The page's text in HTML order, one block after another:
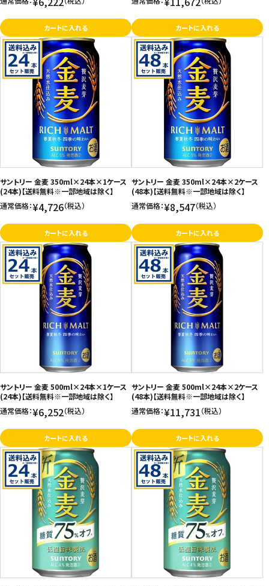
カートに入れる カートに入れる
サントリー 金麦 350ml×24本×1ケース
(24本)【送料無料※一部地域は除く】
通常価格：¥4,726（税込）
カートに入れる
サントリー 金麦 350ml×24本×2ケース
(48本)【送料無料※一部地域は除く】
通常価格：¥8,547（税込）
カートに入れる
サントリー 金麦 500ml×24本×1ケース
(24本)【送料無料※一部地域は除く】
通常価格：¥6,252（税込）
カートに入れる
サントリー 金麦 500ml×24本×2ケース
(48本)【送料無料※一部地域は除く】
通常価格：¥11,731（税込）
カートに入れる